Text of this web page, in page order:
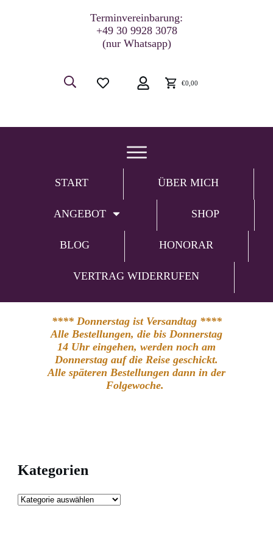
Terminvereinbarung:
+49 30 9928 3078
(nur Whatsapp)
€0,00
START ÜBER MICH
ANGEBOT SHOP
BLOG HONORAR
VERTRAG WIDERRUFEN
**** Donnerstag ist Versandtag ****
Alle Bestellungen, die bis Donnerstag
14 Uhr eingehen, werden noch am
Donnerstag auf die Reise geschickt.
Alle späteren Bestellungen dann in der
Folgewoche.
Kategorien